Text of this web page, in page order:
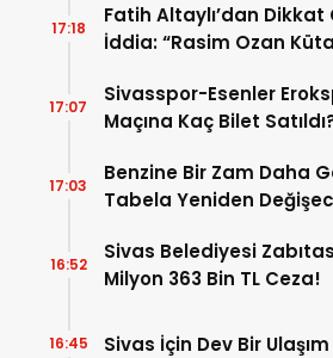
Fatih Altaylı’dan Dikkat
İddia: “Rasim Ozan
17:18
Sivasspor-Esenler
Maçına Kaç Bilet
17:07
Benzine Bir Zam Daha
Tabela Yeniden
17:03
Sivas Belediyesi
Milyon 363 Bin TL Ceza!
16:52
Sivas İçin Dev Bir Ulaşım
16:45